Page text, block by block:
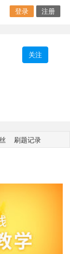
登录 注册
关注
刷题记录